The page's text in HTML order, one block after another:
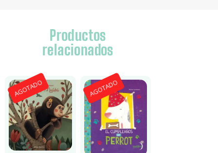
Productos
relacionados
AGOTADO AGOTADO